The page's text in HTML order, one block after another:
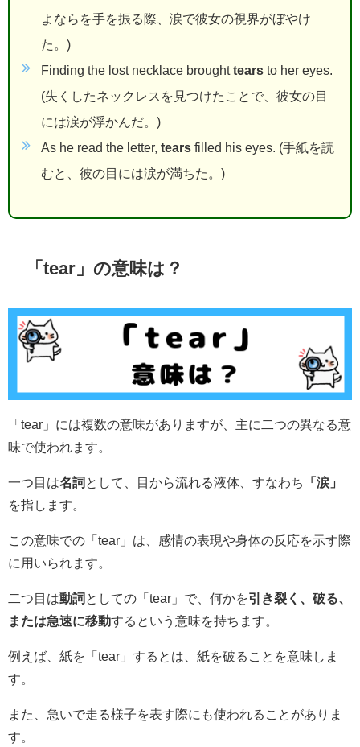
よならを手を振る際、涙で彼女の視界がぼやけ
た。)
Finding the lost necklace broughttears to her eyes.
(失くしたネックレスを見つけたことで、彼女の目
には涙が浮かんだ。)
As he read the letter, tears filled his eyes. (手紙を読
むと、彼の目には涙が満ちた。)
「tear」の意味は？
「tear」には複数の意味がありますが、主に二つの異なる意
味で使われます。
一つ目は名詞 として、目から流れる液体、すなわち
「涙」
を指します。
この意味での「tear」は、感情の表現や身体の反応を示す際
に用いられます。
二つ目は動詞 としての「tear」で、何かを引き裂く、破る、
または急速に移動するという意味を持ちます。
例えば、紙を「tear」するとは、紙を破ることを意味しま
す。
また、急いで走る様子を表す際にも使われることがありま
す。